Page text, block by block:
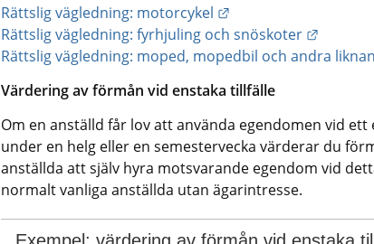
Rättslig vägledning: motorcykel
Länk till annan
Rättslig vägledning: fyrhjuling och snöskoter
Länk till
Rättslig vägledning: moped, mopedbil och andra
Värdering av förmån vid enstaka tillfälle
Om en anställd får lov att använda egendomen vid
under en helg eller en semestervecka värderar du
anställda att själv hyra motsvarande egendom vid
normalt vanliga anställda utan ägarintresse.